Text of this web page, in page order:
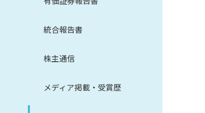
統合報告書
株主通信
メディア掲載・受賞歴